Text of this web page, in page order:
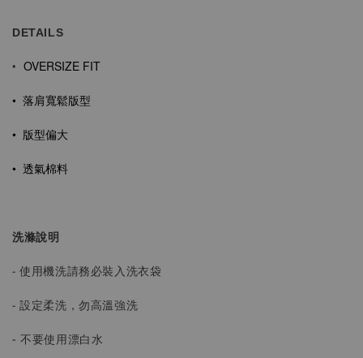
DETAILS
• OVERSIZE FIT
• 落肩寬鬆版型
• 版型偏大
• 透氣棉料
洗滌說明
- 使用機洗請務必裝入洗衣袋
- 設定柔洗，勿高溫強洗
-不要使用漂白水